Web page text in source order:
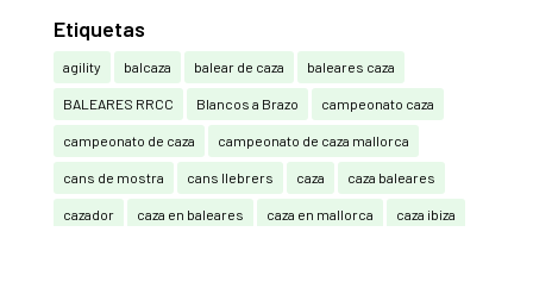
Etiquetas
agility balcaza balear de caza baleares caza
BALEARES RRCC Blancos a Brazo campeonato caza
campeonato de caza campeonato de caza mallorca
cans de mostra cans llebrers caza caza baleares
cazador caza en baleares caza en mallorca caza ibiza